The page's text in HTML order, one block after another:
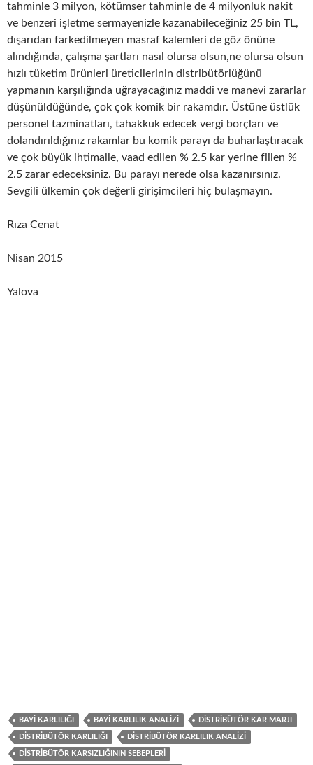
tahminle 3 milyon, kötümser tahminle de 4 milyonluk nakit
ve benzeri işletme sermayenizle kazanabileceğiniz 25 bin TL,
dışarıdan farkedilmeyen masraf kalemleri de göz önüne
alındığında, çalışma şartları nasıl olursa olsun,ne olursa olsun
hızlı tüketim ürünleri üreticilerinin distribütörlüğünü
yapmanın karşılığında uğrayacağınız maddi ve manevi zararlar
düşünüldüğünde, çok çok komik bir rakamdır. Üstüne üstlük
personel tazminatları, tahakkuk edecek vergi borçları ve
dolandırıldığınız rakamlar bu komik parayı da buharlaştıracak
ve çok büyük ihtimalle, vaad edilen % 2.5 kar yerine fiilen %
2.5 zarar edeceksiniz. Bu parayı nerede olsa kazanırsınız.
Sevgili ülkemin çok değerli girişimcileri hiç bulaşmayın.
Rıza Cenat
Nisan 2015
Yalova
BAYI KARLILIĞI BAYI KARLILIK ANALIZI DISTRIBÜTÖR KAR MARJI
DISTRIBÜTÖR KARLILIĞI DISTRIBÜTÖR KARLILIK ANALIZI
DISTRIBÜTÖR KARSIZLIĞININ SEBEPLERI